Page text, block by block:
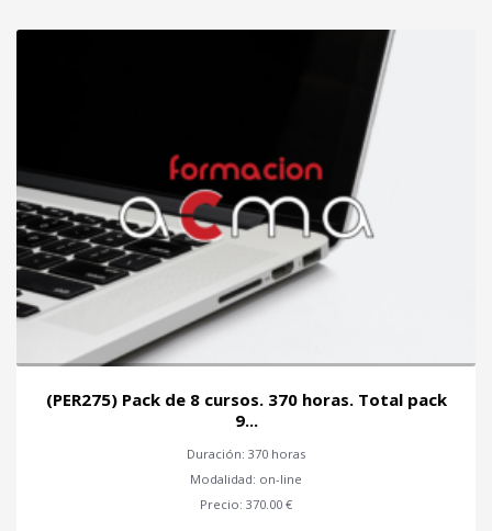
(PER275) Pack de 8 cursos. 370 horas. Total pack
9...
Duración: 370 horas
Modalidad: on-line
Precio: 370.00 €